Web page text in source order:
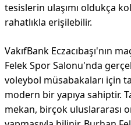
tesislerin ulaşımı oldukça
rahatlıkla erişilebilir.
VakıfBank Eczacıbaşı'nın
Felek Spor Salonu'nda
voleybol müsabakaları için
modern bir yapıya sahiptir.
mekan, birçok uluslararası